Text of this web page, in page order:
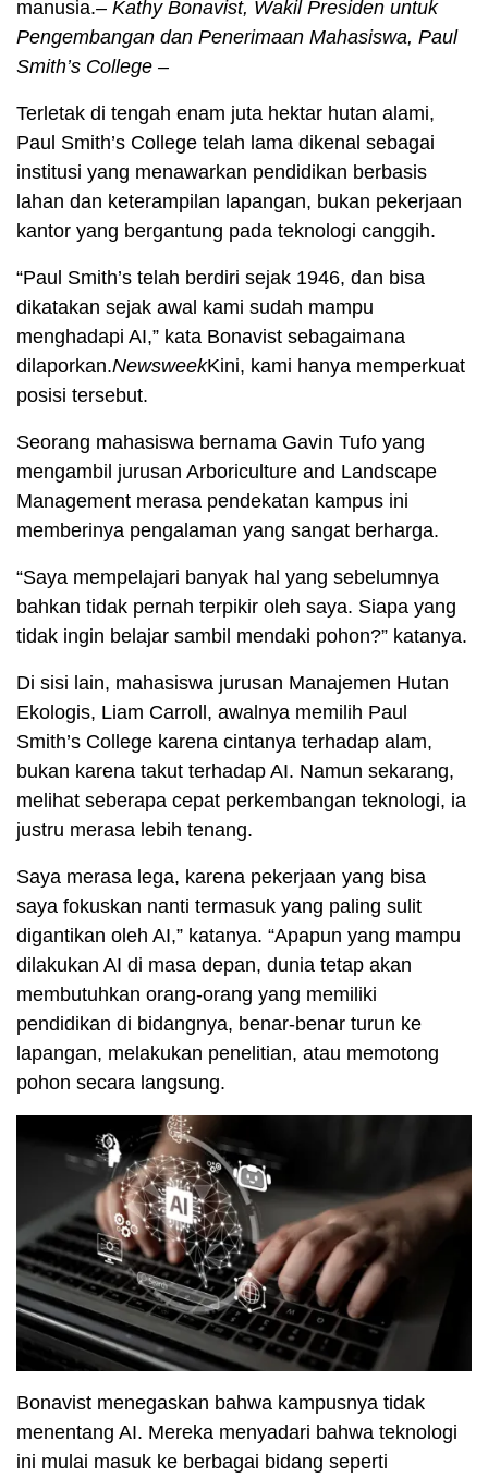
manusia.– Kathy Bonavist, Wakil Presiden untuk
Pengembangan dan Penerimaan Mahasiswa, Paul
Smith’s College –
Terletak di tengah enam juta hektar hutan alami,
Paul Smith’s College telah lama dikenal sebagai
institusi yang menawarkan pendidikan berbasis
lahan dan keterampilan lapangan, bukan pekerjaan
kantor yang bergantung pada teknologi canggih.
“Paul Smith’s telah berdiri sejak 1946, dan bisa
dikatakan sejak awal kami sudah mampu
menghadapi AI,” kata Bonavist sebagaimana
dilaporkan.NewsweekKini, kami hanya memperkuat
posisi tersebut.
Seorang mahasiswa bernama Gavin Tufo yang
mengambil jurusan Arboriculture and Landscape
Management merasa pendekatan kampus ini
memberinya pengalaman yang sangat berharga.
“Saya mempelajari banyak hal yang sebelumnya
bahkan tidak pernah terpikir oleh saya. Siapa yang
tidak ingin belajar sambil mendaki pohon?” katanya.
Di sisi lain, mahasiswa jurusan Manajemen Hutan
Ekologis, Liam Carroll, awalnya memilih Paul
Smith’s College karena cintanya terhadap alam,
bukan karena takut terhadap AI. Namun sekarang,
melihat seberapa cepat perkembangan teknologi, ia
justru merasa lebih tenang.
Saya merasa lega, karena pekerjaan yang bisa
saya fokuskan nanti termasuk yang paling sulit
digantikan oleh AI,” katanya. “Apapun yang mampu
dilakukan AI di masa depan, dunia tetap akan
membutuhkan orang-orang yang memiliki
pendidikan di bidangnya, benar-benar turun ke
lapangan, melakukan penelitian, atau memotong
pohon secara langsung.
Bonavist menegaskan bahwa kampusnya tidak
menentang AI. Mereka menyadari bahwa teknologi
ini mulai masuk ke berbagai bidang seperti